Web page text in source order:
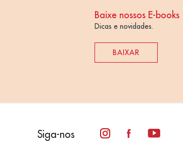
Baixe nossos E-books
Dicas e novidades.
BAIXAR
Siga-nos